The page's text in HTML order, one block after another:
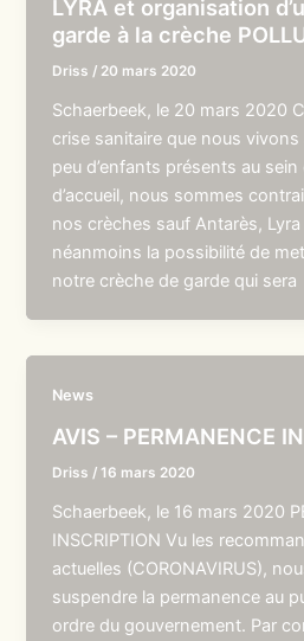
LYRA et organisation
garde à la crèche
Driss / 20 mars 2020
Schaerbeek, le 20 mars 2020
crise sanitaire que nous
peu d’enfants présents au
d’accueil, nous sommes
nos crèches sauf Antarès,
néanmoins la possibilité de
notre crèche de garde qui sera
News
AVIS – PERMANENCE
Driss /16 mars 2020
Schaerbeek, le 16 mars 2020
INSCRIPTION Vu les
actuelles (CORONAVIRUS),
suspendre la permanence au
ordre du gouvernement. Par